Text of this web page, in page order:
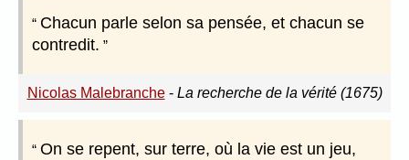
Chacun parle selon sa pensée, et chacun se
contredit.
Nicolas Malebranche- La recherche de la vérité (1675)
On se repent, sur terre, où la vie est un jeu,